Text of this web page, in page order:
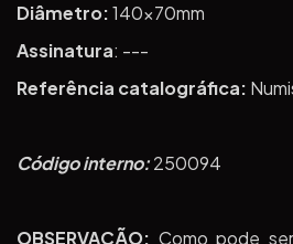
Diâmetro:140x70mm
Assinatura: ---
Referência catalográfica:
Código interno:250094
OBSERVAÇÃO: Como pode